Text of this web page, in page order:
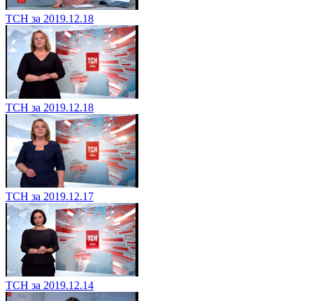
ТСН за 2019.12.18
ТСН за 2019.12.18
ТСН за 2019.12.17
ТСН за 2019.12.14